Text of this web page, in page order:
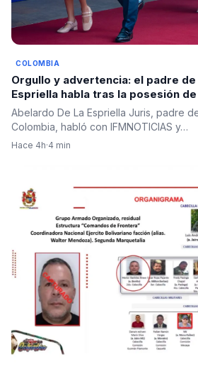
COLOMBIA
Orgullo y advertencia: el padre
Espriella habla tras la posesión
presidente
Abelardo De La Espriella Juris, padre
Colombia, habló con IFMNOTICIAS y…
Hace 4h·4 min